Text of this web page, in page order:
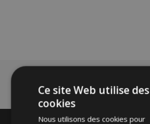
Ce site Web utilise des
cookies
Nous utilisons des cookies pour